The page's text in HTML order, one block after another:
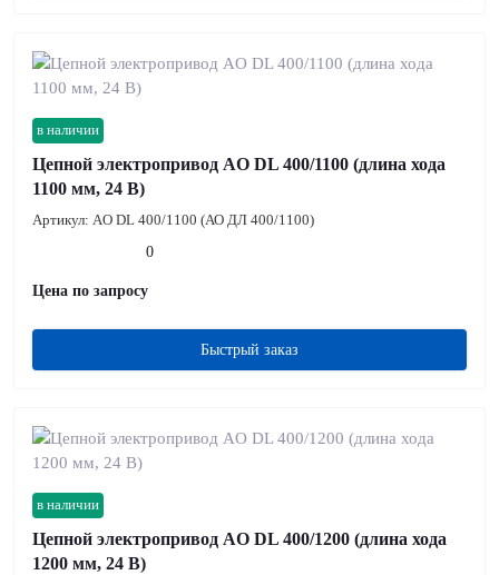
в наличии
Цепной электропривод AO DL 400/1100 (длина хода
1100 мм, 24 В)
Артикул: AO DL 400/1100 (АО ДЛ 400/1100)
0
Цена по запросу
Быстрый заказ
в наличии
Цепной электропривод AO DL 400/1200 (длина хода
1200 мм, 24 В)